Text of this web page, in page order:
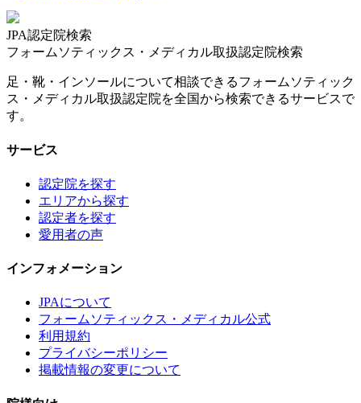
JPA認定院検索
フォームソティックス・メディカル取扱認定院検索
足・靴・インソールについて相談できるフォームソティック
ス・メディカル取扱認定院を全国から検索できるサービスで
す。
サービス
認定院を探す
エリアから探す
認定者を探す
愛用者の声
インフォメーション
JPAについて
フォームソティックス・メディカル公式
利用規約
プライバシーポリシー
掲載情報の変更について